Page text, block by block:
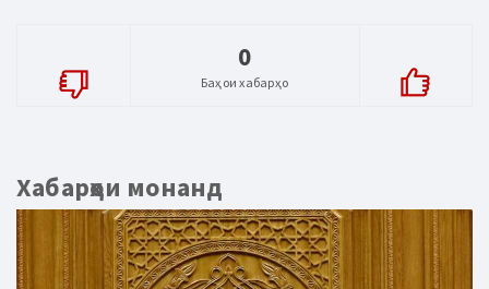
0
Баҳои хабарҳо
Хабарҳои монанд